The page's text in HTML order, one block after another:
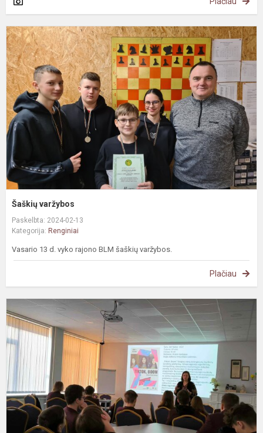
Šaškių varžybos
Paskelbta: 2024-02-13
Kategorija: Renginiai
Vasario 13 d. vyko rajono BLM šaškių varžybos.
Plačiau